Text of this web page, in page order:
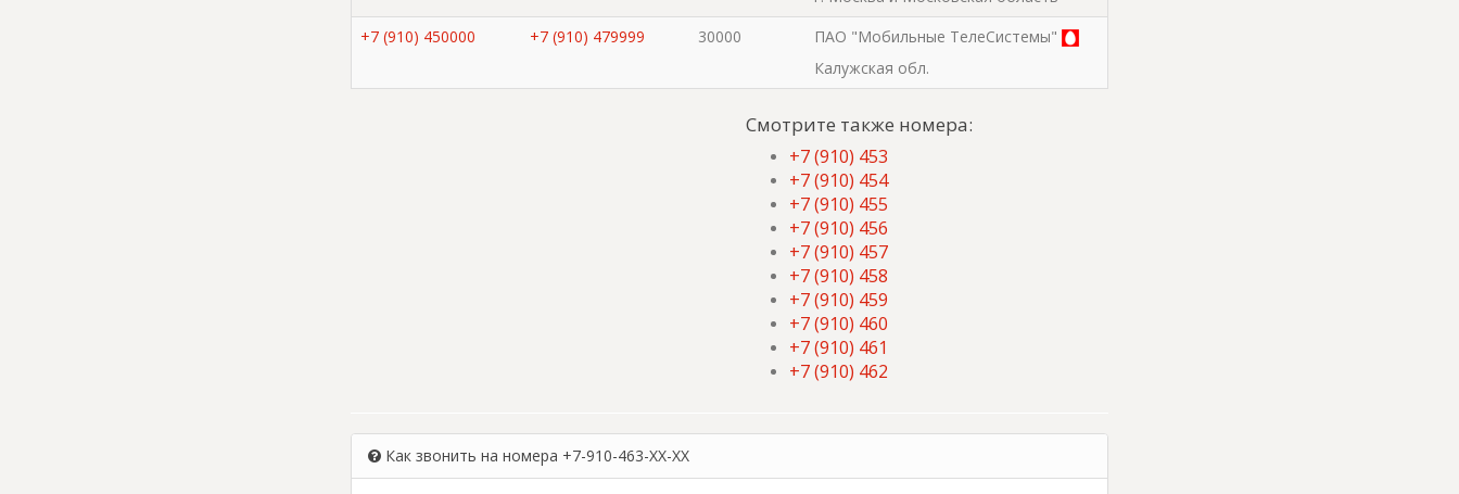
+7 (910) 450000
+7 (910) 479999 30000
ПАО "Мобильные ТелеСистемы"
Калужская обл.
Смотрите также номера:
+7 (910) 453
+7 (910) 454
+7 (910) 455
+7 (910) 456
+7 (910) 457
+7 (910) 458
+7 (910) 459
+7 (910) 460
+7 (910) 461
+7 (910) 462
Как звонить на номера +7-910-463-XX-XX